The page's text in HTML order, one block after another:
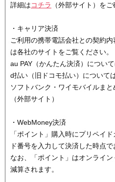
詳細はコチラ （外部サイト）をご
・キャリア決済
ご利用の携帯電話会社との契約
は各社のサイトをご覧ください。
au PAY（かんたん決済）につい
d払い（旧ドコモ払い）について
ソフトバンク・ワイモバイルま
（外部サイト）
・WebMoney決済
「ポイント」購入時にプリペイ
ド番号を入力して決済した時点で
なお、「ポイント」はオンライ
減算されます。